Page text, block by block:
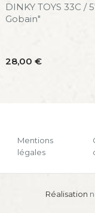
DINKY TOYS 33C /
Gobain"
Prix
28,00 €
Mentions
légales
Réalisation